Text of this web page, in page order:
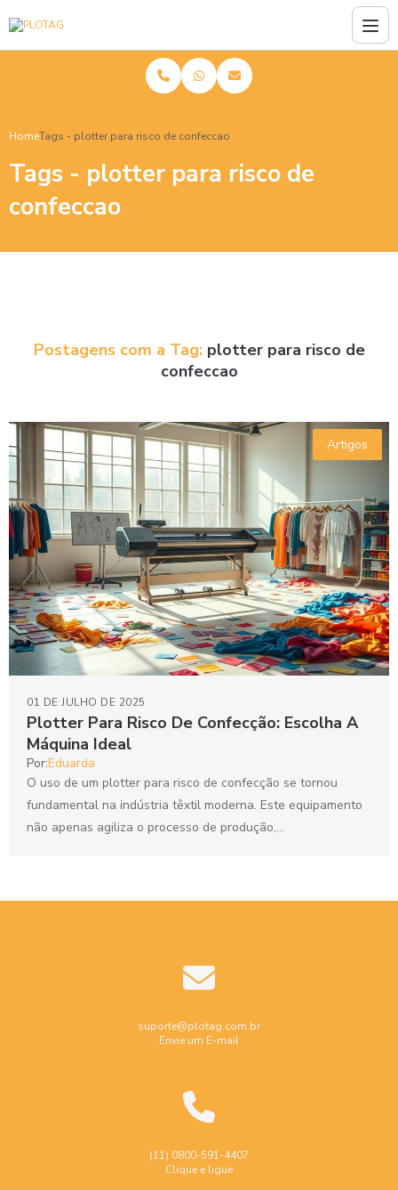
HomeTags - plotter para risco de confeccao
Tags - plotter para risco de
confeccao
Postagens com a Tag: plotter para risco de
confeccao
Artigos
Plotter Para Risco De Confecção: Escolha A
Máquina Ideal
01 DE JULHO DE 2025
Por:Eduarda
O uso de um plotter para risco de confecção se tornou
fundamental na indústria têxtil moderna. Este equipamento
não apenas agiliza o processo de produção,...
suporte@plotag.com.br
Envie um E-mail
(11) 0800-591-4407
Clique e ligue